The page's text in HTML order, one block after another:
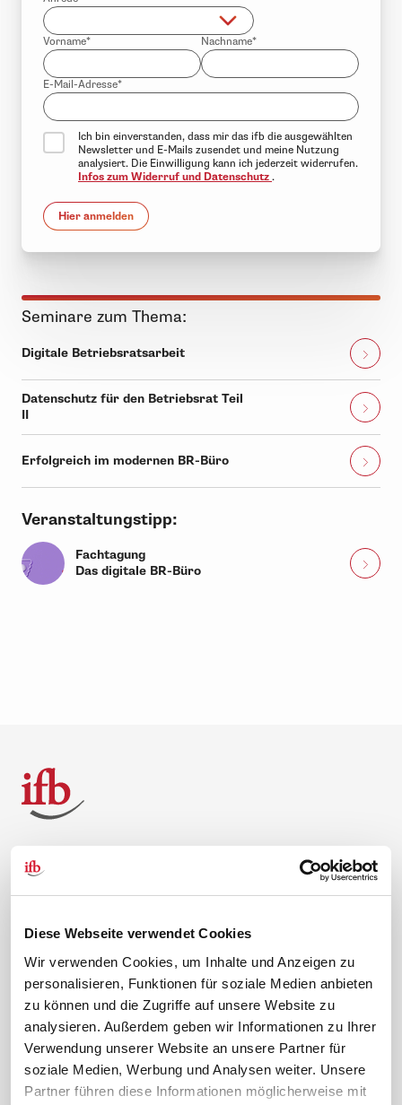
Diese Webseite verwendet Cookies
Wir verwenden Cookies, um Inhalte und Anzeigen zu
personalisieren, Funktionen für soziale Medien anbieten
zu können und die Zugriffe auf unsere Website zu
analysieren. Außerdem geben wir Informationen zu Ihrer
Verwendung unserer Website an unsere Partner für
soziale Medien, Werbung und Analysen weiter. Unsere
Partner führen diese Informationen möglicherweise mit
Vorname* Nachname*
E-Mail-Adresse*
Ich bin einverstanden, dass mir das ifb die ausgewählten
Newsletter und E-Mails zusendet und meine Nutzung
analysiert. Die Einwilligung kann ich jederzeit widerrufen.
Infos zum Widerruf und Datenschutz .
Hier anmelden
Seminare zum Thema:
Digitale Betriebsratsarbeit
Datenschutz für den Betriebsrat Teil
II
Erfolgreich im modernen BR-Büro
Veranstaltungstipp:
Fachtagung
Das digitale BR-Büro
Über uns
Unternehmen
Gute Gründe für das ifb
Karriere
Hilfe & Kontakt
Übersicht Beratung
Schulungsberatung
Inhouseberatung
Service
Newsletter
Themen
Betriebsrat gründen